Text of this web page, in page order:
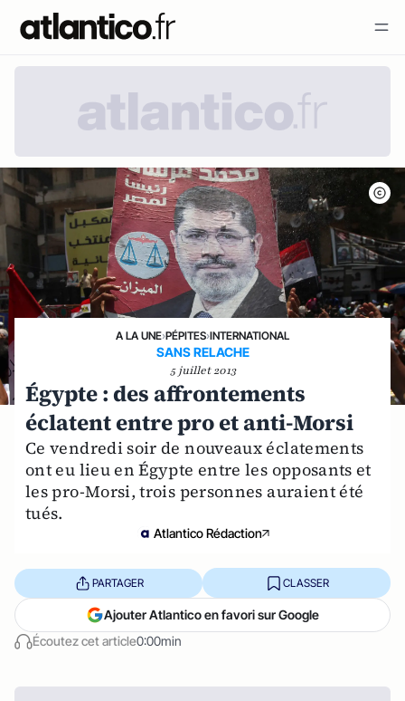
A LA UNE›PÉPITES›INTERNATIONAL
SANS RELACHE
5 juillet 2013
Égypte : des affrontements
éclatent entre pro et anti-Morsi
Ce vendredi soir de nouveaux éclatements
ont eu lieu en Égypte entre les opposants et
les pro-Morsi, trois personnes auraient été
tués.
Atlantico Rédaction
Écoutez cet article0:00min
PARTAGER CLASSER
Ajouter Atlantico en favori sur Google